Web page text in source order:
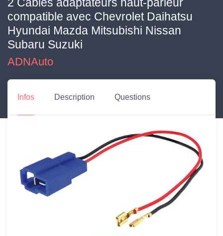
compatible avec Chevrolet Daihatsu
Hyundai Mazda Mitsubishi Nissan
Subaru Suzuki
ADNAuto
Infos Description Questions